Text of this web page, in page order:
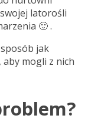
latorośli
🙂 .
jak
aby mogli z nich